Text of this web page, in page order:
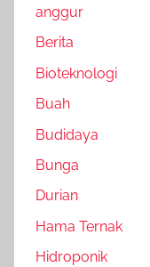
anggur
Berita
Bioteknologi
Buah
Budidaya
Bunga
Durian
Hama Ternak
Hidroponik